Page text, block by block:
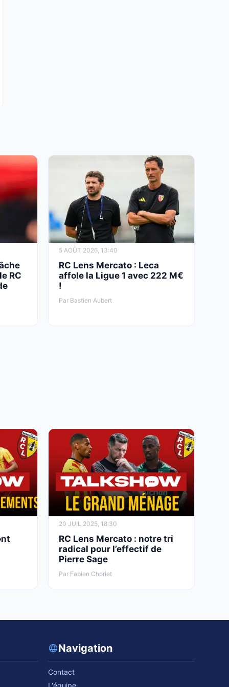
RC
5 AOÛT 2026, 13:40
RC Lens Mercato : Leca
affole la Ligue 1 avec 222 M€
!
Par Bastien Aubert
20 JUIL 2025, 18:30
RC Lens Mercato : notre tri
radical pour l’effectif de
Pierre Sage
Par Fabien Chorlet
Navigation
Contact